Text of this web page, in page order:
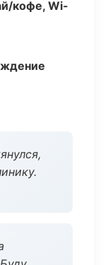
кофе, Wi-